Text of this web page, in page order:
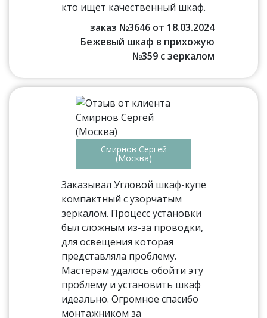
кто ищет качественный шкаф.
заказ №3646 от 18.03.2024
Бежевый шкаф в прихожую
№359 с зеркалом
Смирнов Сергей
(Москва)
Заказывал Угловой шкаф-купе
компактный с узорчатым
зеркалом. Процесс установки
был сложным из-за проводки,
для освещения которая
представляла проблему.
Мастерам удалось обойти эту
проблему и установить шкаф
идеально. Огромное спасибо
монтажником за